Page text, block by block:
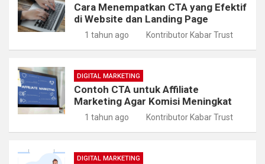
Cara Menempatkan CTA yang Efektif
di Website dan Landing Page
1 tahun ago Kontributor Kabar Trust
DIGITAL MARKETING
Contoh CTA untuk Affiliate
Marketing Agar Komisi Meningkat
1 tahun ago Kontributor Kabar Trust
DIGITAL MARKETING